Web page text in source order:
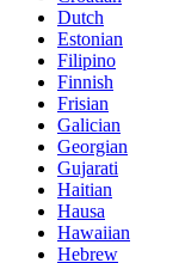
Dutch
Estonian
Filipino
Finnish
Frisian
Galician
Georgian
Gujarati
Haitian
Hausa
Hawaiian
Hebrew